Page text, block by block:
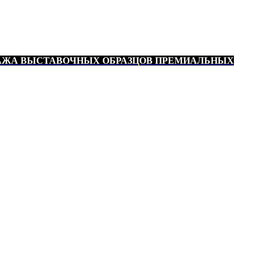
ВЫСТАВОЧНЫХ ОБРАЗЦОВ ПРЕМИАЛЬНЫХ